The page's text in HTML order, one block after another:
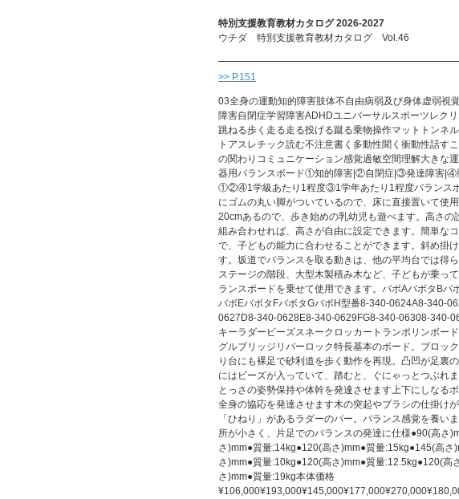
特別支援教育教材カタログ 2026-2027
ウチダ 特別支援教育教材カタログ Vol.46
>> P.151
03全身の運動知的障害肢体不自由病弱及び身体虚弱視
障害自閉症学習障害ADHDユニバーサルスポーツレク
跳ねる歩く走る走る投げる蹴る乗物操作マットトンネ
トアスレチック読む不注意書く多動性聞く衝動性話す
の関わりコミュニケーション感覚過敏空間理解大きな
器用バランスボード①知的障害|②自閉症|③発達障害|④
①②④1学級あたり1程度③1学年あたり1程度バランス
にゴムの丸い脚がついているので、床に直接置いて使
20cmあるので、歩き始めの乳幼児も遊べます。高さの
組み合わせれば、高さが自由に設定できます。簡単な
で、子どもの能力に合わせることができます。斜め掛
す。坂道でバランスを取る動きは、他の平均台では得
ステージの階段、大型木製積み木など、子どもが乗っ
ランスボードを乗せて使用できます。バボAバボタBバ
バボEバボタFバボタGバボH型番8-340-0624A8-340-
0627D8-340-0628E8-340-0629FG8-340-06308-340-
キーラダービーズスネークロッカートランポリンボー
グルブリッジリバーロック特長基本のボード。ブロッ
り台にも裸足で砂利道を歩く動作を再現。凸凹が足裏
にはビーズが入っていて、踏むと、ぐにゃっとつぶれ
とっさの姿勢保持や体幹を発達させます上下にしなる
全身の協応を発達させます木の突起やブラシの仕掛け
「ひねり」があるラダーのバー。バランス感覚を養い
所が小さく、片足でのバランスの発達に仕様●90(高さ
さ)mm●質量:14kg●120(高さ)mm●質量:15kg●145(高さ
さ)mm●質量:10kg●120(高さ)mm●質量:12.5kg●120(高
さ)mm●質量:19kg本体価格